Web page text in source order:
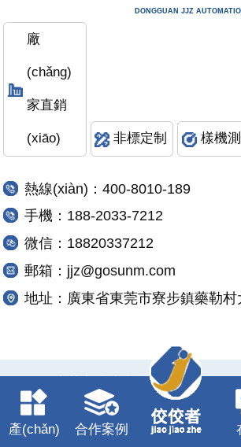
DONGGUAN JJZ
廠
(chǎng)
家直銷
(xiāo) 非標定制 樣機
熱線(xiàn)：400-8010-189
手機：188-2033-7212
微信：18820337212
郵箱：jjz@gosunm.com
地址：廣東省東莞市寮步鎮藥勒村
? 2023 東莞市佼佼者自動(dòng)化有
備案號：
粵ICP備2023051692號-2
產(chǎn)
合作案例
RM新时代手机版